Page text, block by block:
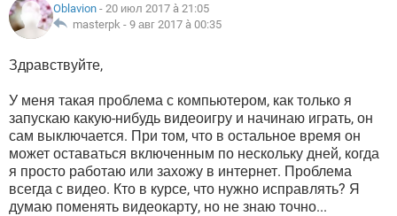
ВИДЕО GOOGLE
YANDEX
FACEBOOK
YANDEX
WHATSAPP INSTAGRAM
FACEBOOK
ВИДЕО GOOGLE
YANDEX
ЭНЦИКЛОПЕДИЯ
FACEBOOK ИГРЫ
WINDOWS 10 ВКОНТАКТЕ
ВИДЕО GOOGLE
YANDEX
Oblavion - 20 июл 2017 à 21:05
masterpk - 9 авг 2017 à 00:35
Здравствуйте,
У меня такая проблема с компьютером, как только я
запускаю какую-нибудь видеоигру и начинаю играть, он
сам выключается. При том, что в остальное время он
может оставаться включенным по нескольку дней, когда
я просто работаю или захожу в интернет. Проблема
всегда с видео. Кто в курсе, что нужно исправлять? Я
думаю поменять видеокарту, но не знаю точно...